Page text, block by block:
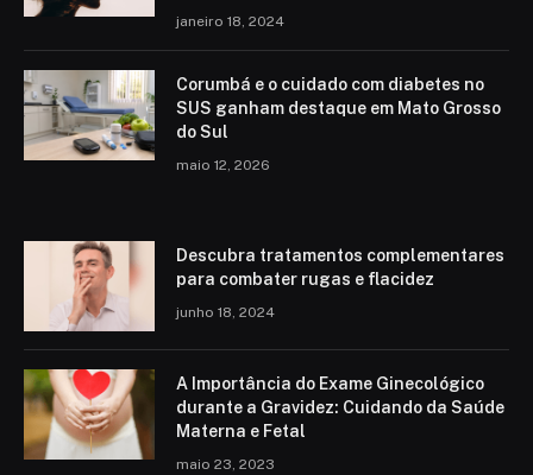
janeiro 18, 2024
Corumbá e o cuidado com diabetes no
SUS ganham destaque em Mato Grosso
do Sul
maio 12, 2026
Descubra tratamentos complementares
para combater rugas e flacidez
junho 18, 2024
A Importância do Exame Ginecológico
durante a Gravidez: Cuidando da Saúde
Materna e Fetal
maio 23, 2023